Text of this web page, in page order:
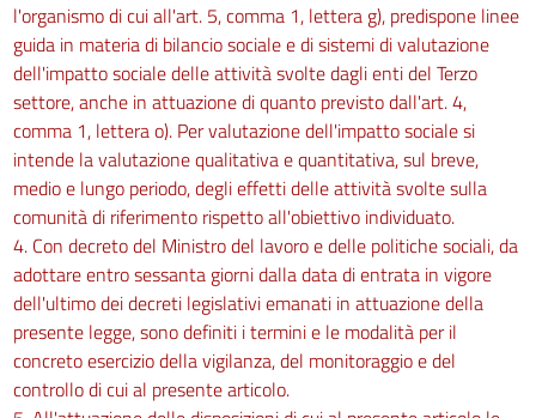
l'organismo di cui all'art. 5, comma 1, lettera g), predispone linee
guida in materia di bilancio sociale e di sistemi di valutazione
dell'impatto sociale delle attività svolte dagli enti del Terzo
settore, anche in attuazione di quanto previsto dall'art. 4,
comma 1, lettera o). Per valutazione dell'impatto sociale si
intende la valutazione qualitativa e quantitativa, sul breve,
medio e lungo periodo, degli effetti delle attività svolte sulla
comunità di riferimento rispetto all'obiettivo individuato.
4. Con decreto del Ministro del lavoro e delle politiche sociali, da
adottare entro sessanta giorni dalla data di entrata in vigore
dell'ultimo dei decreti legislativi emanati in attuazione della
presente legge, sono definiti i termini e le modalità per il
concreto esercizio della vigilanza, del monitoraggio e del
controllo di cui al presente articolo.